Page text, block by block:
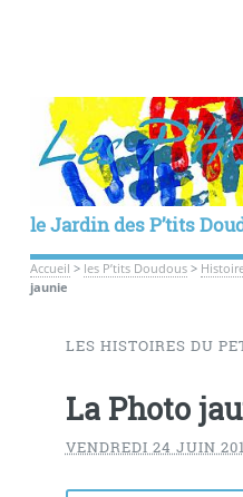
le Jardin des P’tits
Accueil > les P’tits Doudous>
jaunie
LES HISTOIRES DU
La Photo
VENDREDI 24 JUIN